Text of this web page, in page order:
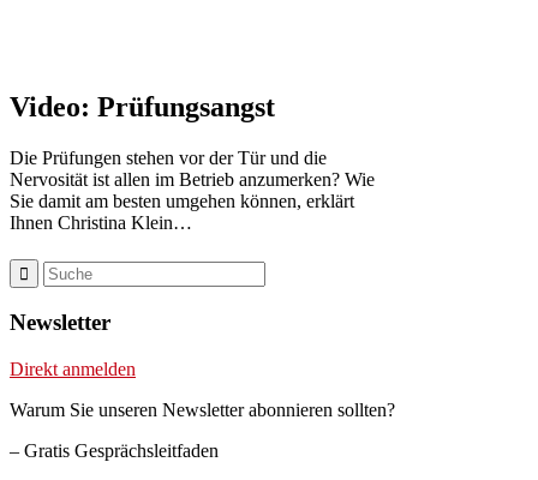
Video: Prüfungsangst
Die Prüfungen stehen vor der Tür und die
Nervosität ist allen im Betrieb anzumerken? Wie
Sie damit am besten umgehen können, erklärt
Ihnen Christina Klein…
Newsletter
Direkt anmelden
Warum Sie unseren Newsletter abonnieren sollten?
– Gratis Gesprächsleitfaden